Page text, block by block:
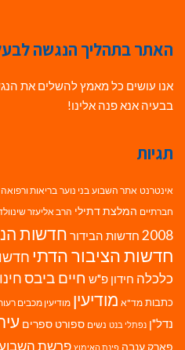
האתר בתהליך הנגשה
אנו עושים כל מאמץ להשלים את
בבעיה אנא פנה אלינו!
תגיות
אינטרנט אתר השבוע בני נוער בריאות ורפואה
חברתיים המלצת דתילי הרב אליעזר
2008 חדשות הבידור חדשות
חדשות הציבור הדתי
כלכלה חידון פ"ש חיים ביבס
כתבות מד"א מודיעין מודיעין מכבים
נדל"ן נפתלי בנט נשים ספורט ספרים
פארק ענבה פינת האימוץ פרשת